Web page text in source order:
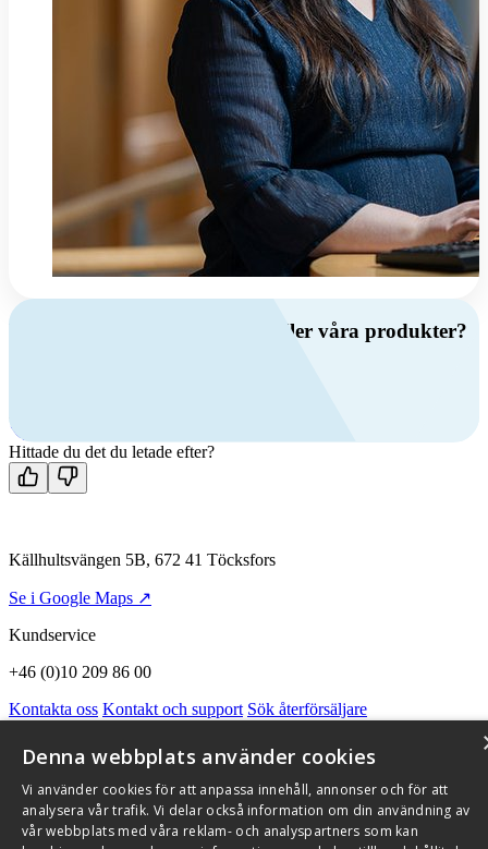
Har du frågor om ventilation eller våra produkter?
Kontakta oss
Hittade du det du letade efter?
Källhultsvängen 5B, 672 41 Töcksfors
Se i Google Maps ↗
Kundservice
+46 (0)10 209 86 00
Kontakta oss Kontakt och support Sök återförsäljare
Om Flexit
Aktuellt Miljö och kvalitetssäkring Alarmkoder
Qnister Visselblåsningsfunktion
© 2026 Flexit AB. Alla rättigheter förbehållna
Aktuellt Miljö och kvalitetssäkring
Denna webbplats använder cookies
Vi använder cookies för att anpassa innehåll, annonser och för att
analysera vår trafik. Vi delar också information om din användning av
vår webbplats med våra reklam- och analyspartners som kan